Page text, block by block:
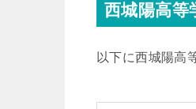
西城陽高等
以下に西城陽高